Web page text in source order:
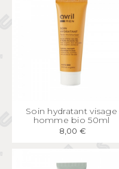
APERÇU RAPIDE
Soin hydratant visage
homme bio 50ml
8,00 €